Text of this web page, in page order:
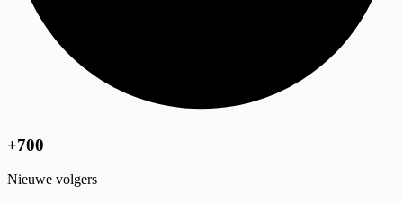
+700
Nieuwe volgers